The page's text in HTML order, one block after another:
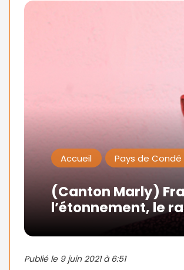
Accueil Pays de Condé
(Canton Marly)
l’étonnement, le
Publié le 9 juin 2021 à 6:51